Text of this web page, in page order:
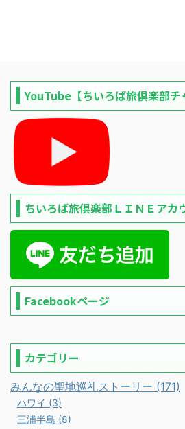
YouTube【ちいろば旅倶楽部チ
ちいろば旅倶楽部ＬＩＮＥアカ
Facebookページ
カテゴリー
みんなの聖地巡礼ストーリー (171)
ハワイ (3)
三浦半島 (8)